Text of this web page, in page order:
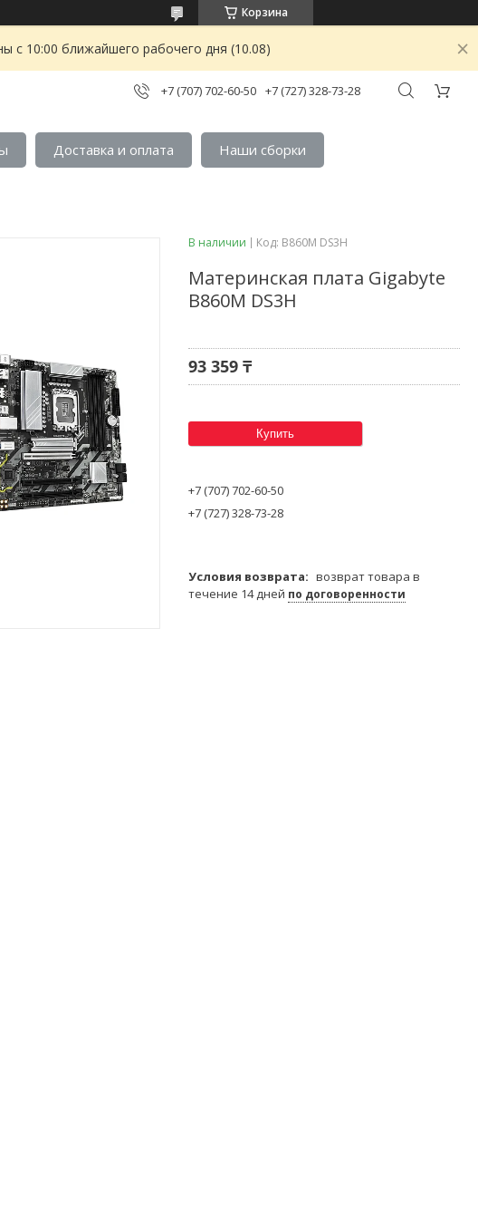
Корзина
с 10:00 ближайшего рабочего дня (10.08)
+7 (707) 702-60-50 +7 (727) 328-73-28
Доставка и оплата Наши сборки
В наличии Код: B860M DS3H
Материнская плата Gigabyte
B860M DS3H
93 359 ₸
Купить
+7 (707) 702-60-50
+7 (727) 328-73-28
возврат товара в
течение 14 дней по договоренности